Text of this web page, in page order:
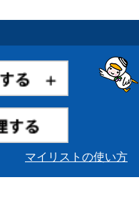
マイリストの使い方